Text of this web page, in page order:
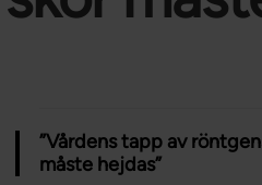
”Vårdens tapp av
måste hejdas”